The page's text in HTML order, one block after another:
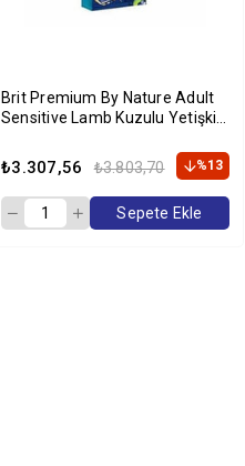
Brit Premium By Nature Adult
Sensitive Lamb Kuzulu Yetişkin
₺3.307,56 ₺3.803,70 %13
Sepete Ekle